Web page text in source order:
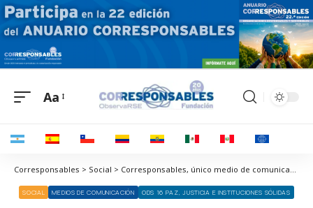
Aa
Corresponsables > Social > Corresponsables, único medio de comunicación reconocido en el 160 aniversario de Cruz Roja Española
SOCIAL MEDIOS DE COMUNICACIÓN ODS 16 PAZ, JUSTICIA E INSTITUCIONES SÓLIDAS